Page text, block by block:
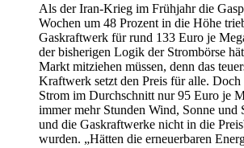
Als der Iran-Krieg im Frühjahr die
Wochen um 48 Prozent in die Höhe
Gaskraftwerk für rund 133 Euro je
der bisherigen Logik der Strombörse
Markt mitziehen müssen, denn das
Kraftwerk setzt den Preis für alle.
Strom im Durchschnitt nur 95 Euro je
immer mehr Stunden Wind, Sonne und
und die Gaskraftwerke nicht in die
wurden. „Hätten die erneuerbaren